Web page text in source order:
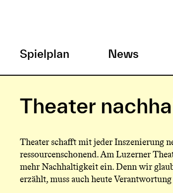
H
a
u
t
m
Spielplan News
Theater
Theater schafft mit jeder Inszenierung
ressourcenschonend. Am Luzerner
mehr Nachhaltigkeit ein. Denn wir
erzählt, muss auch heute